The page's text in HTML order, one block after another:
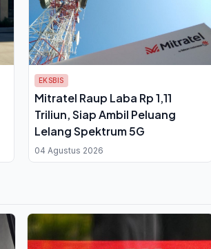
EKSBIS
Mitratel Raup Laba Rp 1,11
Triliun, Siap Ambil Peluang
Lelang Spektrum 5G
04 Agustus 2026